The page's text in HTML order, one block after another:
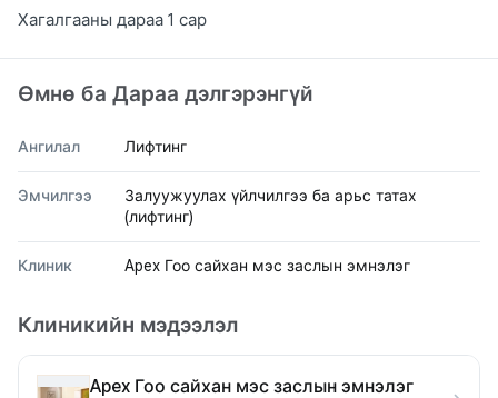
Хагалгааны дараа 1 сар
Өмнө ба Дараа дэлгэрэнгүй
Ангилал Лифтинг
Эмчилгээ
Залуужуулах үйлчилгээ ба арьс татах
(лифтинг)
Клиник Apex Гоо сайхан мэс заслын эмнэлэг
Клиникийн мэдээлэл
Apex Гоо сайхан мэс заслын эмнэлэг